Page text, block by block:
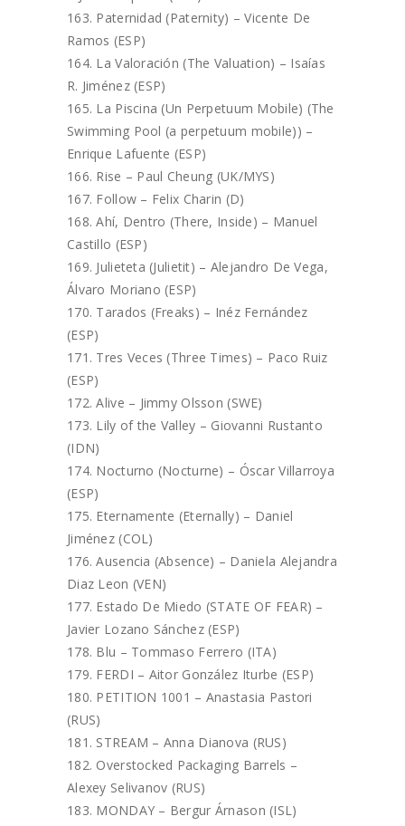
Paternidad (Paternity) – Vicente De
Ramos (ESP)
La Valoración (The Valuation) – Isaías
R. Jiménez (ESP)
La Piscina (Un Perpetuum Mobile) (The
Swimming Pool (a perpetuum mobile)) –
Enrique Lafuente (ESP)
Rise – Paul Cheung (UK/MYS)
Follow – Felix Charin (D)
Ahí, Dentro (There, Inside) – Manuel
Castillo (ESP)
Julieteta (Julietit) – Alejandro De Vega,
Álvaro Moriano (ESP)
Tarados (Freaks) – Inéz Fernández
(ESP)
Tres Veces (Three Times) – Paco Ruiz
(ESP)
Alive – Jimmy Olsson (SWE)
Lily of the Valley – Giovanni Rustanto
(IDN)
Nocturno (Nocturne) – Óscar Villarroya
(ESP)
Eternamente (Eternally) – Daniel
Jiménez (COL)
Ausencia (Absence) – Daniela Alejandra
Diaz Leon (VEN)
Estado De Miedo (STATE OF FEAR) –
Javier Lozano Sánchez (ESP)
Blu – Tommaso Ferrero (ITA)
FERDI – Aitor González Iturbe (ESP)
PETITION 1001 – Anastasia Pastori
(RUS)
STREAM – Anna Dianova (RUS)
Overstocked Packaging Barrels –
Alexey Selivanov (RUS)
MONDAY – Bergur Árnason (ISL)